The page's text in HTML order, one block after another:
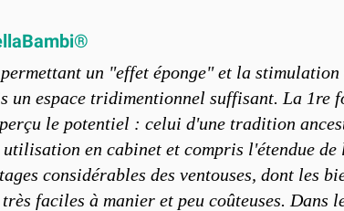
un "effet éponge" et la
espace tridimentionnel suffisant. La 1re
le potentiel : celui d'une tradition
en cabinet et compris l'étendue
considérables des ventouses, dont les
faciles à manier et peu coûteuses. Dans